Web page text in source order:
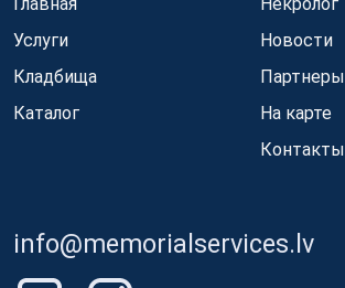
Услуги
Кладбища
Каталог
Новости
Партнеры
На карте
Контакты
info@memorialservices.lv